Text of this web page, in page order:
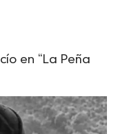
en “La Peña